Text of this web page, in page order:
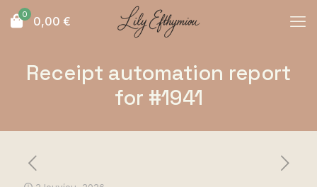
0 0,00 €
Receipt automation report
for #1941